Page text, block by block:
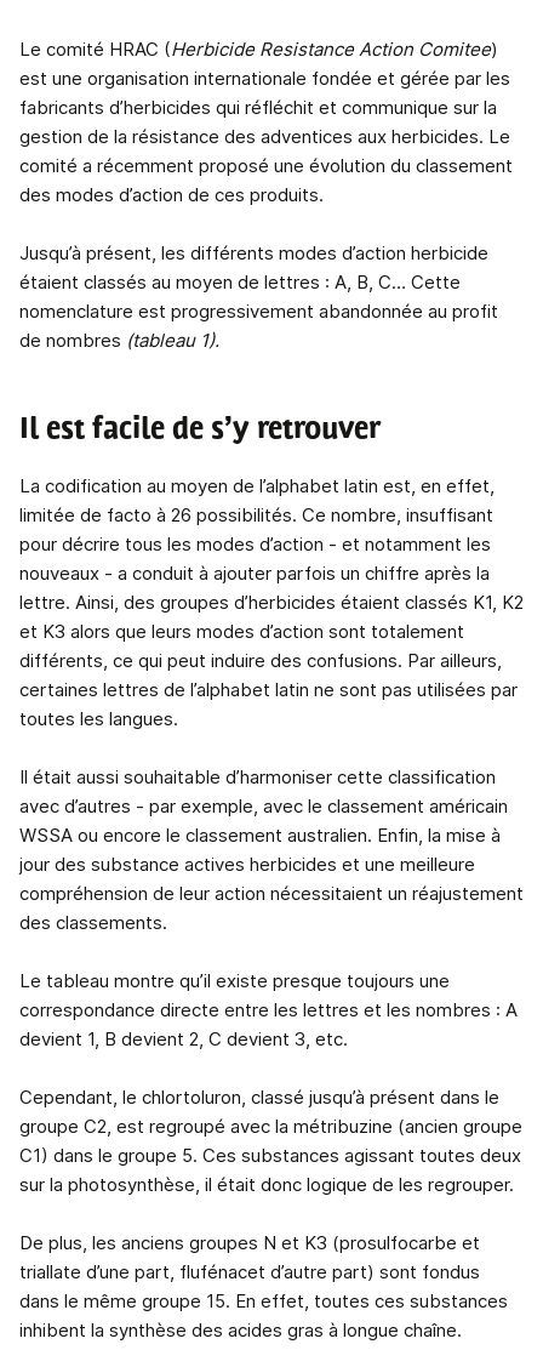
Le comité HRAC (Herbicide Resistance Action Comitee)
est une organisation internationale fondée et gérée par les
fabricants d’herbicides qui réfléchit et communique sur la
gestion de la résistance des adventices aux herbicides. Le
comité a récemment proposé une évolution du classement
des modes d’action de ces produits.
Jusqu’à présent, les différents modes d’action herbicide
étaient classés au moyen de lettres : A, B, C… Cette
nomenclature est progressivement abandonnée au profit
de nombres (tableau 1).
Il est facile de s’y retrouver
La codification au moyen de l’alphabet latin est, en effet,
limitée de facto à 26 possibilités. Ce nombre, insuffisant
pour décrire tous les modes d’action - et notamment les
nouveaux - a conduit à ajouter parfois un chiffre après la
lettre. Ainsi, des groupes d’herbicides étaient classés K1, K2
et K3 alors que leurs modes d’action sont totalement
différents, ce qui peut induire des confusions. Par ailleurs,
certaines lettres de l’alphabet latin ne sont pas utilisées par
toutes les langues.
Il était aussi souhaitable d’harmoniser cette classification
avec d’autres - par exemple, avec le classement américain
WSSA ou encore le classement australien. Enfin, la mise à
jour des substance actives herbicides et une meilleure
compréhension de leur action nécessitaient un réajustement
des classements.
Le tableau montre qu’il existe presque toujours une
correspondance directe entre les lettres et les nombres : A
devient 1, B devient 2, C devient 3, etc.
Cependant, le chlortoluron, classé jusqu’à présent dans le
groupe C2, est regroupé avec la métribuzine (ancien groupe
C1) dans le groupe 5. Ces substances agissant toutes deux
sur la photosynthèse, il était donc logique de les regrouper.
De plus, les anciens groupes N et K3 (prosulfocarbe et
triallate d’une part, flufénacet d’autre part) sont fondus
dans le même groupe 15. En effet, toutes ces substances
inhibent la synthèse des acides gras à longue chaîne.